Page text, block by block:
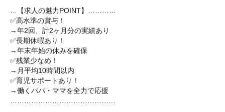
…【求人の魅力POINT】…………
✅高水準の賞与！
→年2回、計2ヶ月分の実績あり
✅長期休暇あり！
→年末年始の休みを確保
✅残業少なめ！
→月平均10時間以内
✅育児サポートあり！
→働くパパ・ママを全力で応援